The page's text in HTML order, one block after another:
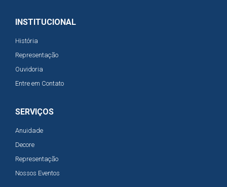
INSTITUCIONAL
História
Representação
Ouvidoria
Entre em Contato
SERVIÇOS
Anuidade
Decore
Representação
Nossos Eventos